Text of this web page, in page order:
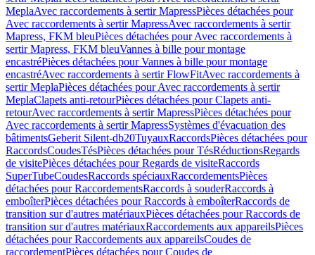
MeplaAvec raccordements à sertir MapressPièces détachées pour
Avec raccordements à sertir MapressAvec raccordements à sertir
Mapress, FKM bleuPièces détachées pour Avec raccordements à
sertir Mapress, FKM bleuVannes à bille pour montage
encastréPièces détachées pour Vannes à bille pour montage
encastréAvec raccordements à sertir FlowFitAvec raccordements à
sertir MeplaPièces détachées pour Avec raccordements à sertir
MeplaClapets anti-retourPièces détachées pour Clapets anti-
retourAvec raccordements à sertir MapressPièces détachées pour
Avec raccordements à sertir MapressSystèmes d'évacuation des
bâtimentsGeberit Silent-db20TuyauxRaccordsPièces détachées pour
RaccordsCoudesTésPièces détachées pour TésRéductionsRegards
de visitePièces détachées pour Regards de visiteRaccords
SuperTubeCoudesRaccords spéciauxRaccordementsPièces
détachées pour RaccordementsRaccords à souderRaccords à
emboîterPièces détachées pour Raccords à emboîterRaccords de
transition sur d'autres matériauxPièces détachées pour Raccords de
transition sur d'autres matériauxRaccordements aux appareilsPièces
détachées pour Raccordements aux appareilsCoudes de
raccordementPièces détachées pour Coudes de